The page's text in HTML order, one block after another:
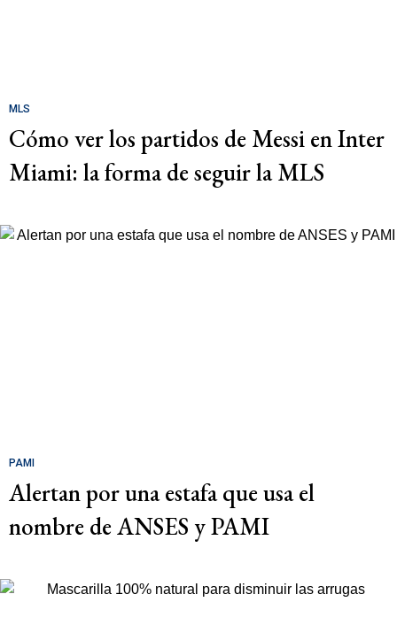
MLS
Cómo ver los partidos de Messi en Inter
Miami: la forma de seguir la MLS
PAMI
Alertan por una estafa que usa el
nombre de ANSES y PAMI